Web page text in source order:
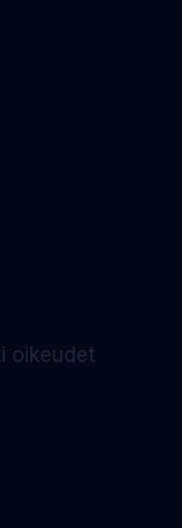
oikeudet